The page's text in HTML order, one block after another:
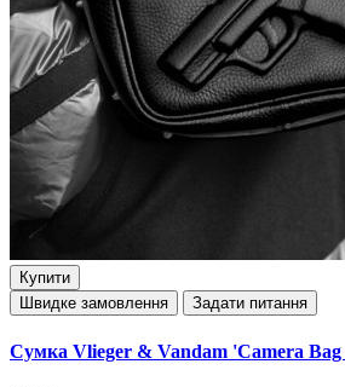
Купити
Швидке замовлення
Задати питання
Сумка Vlieger & Vandam 'Camera Bag